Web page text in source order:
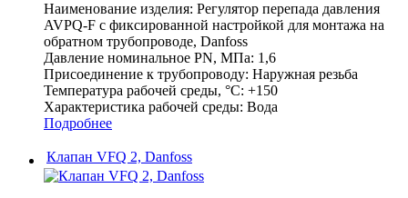
Наименование изделия: Регулятор перепада давления
AVPQ-F c фиксированной настройкой для монтажа на
обратном трубопроводе, Danfoss
Давление номинальное PN, МПа: 1,6
Присоединение к трубопроводу: Наружная резьба
Температура рабочей среды, °С: +150
Характеристика рабочей среды: Вода
Подробнее
Клапан VFQ 2, Danfoss